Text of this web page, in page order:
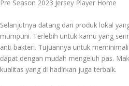
Pre Season 2023 Jersey Player Home
Selanjutnya datang dari produk lokal
mumpuni. Terlebih untuk kamu yang
anti bakteri. Tujuannya untuk
dapat dengan mudah mengeluh pas.
kualitas yang di hadirkan juga terbaik.